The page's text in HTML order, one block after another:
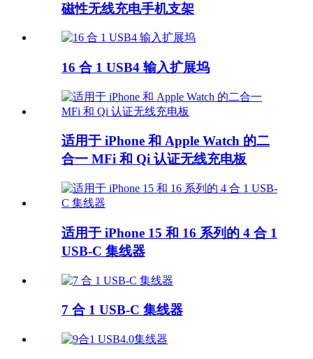
磁性无线充电手机支架
16 合 1 USB4 输入扩展坞
适用于 iPhone 和 Apple Watch 的二
合一 MFi 和 Qi 认证无线充电板
适用于 iPhone 15 和 16 系列的 4 合 1
USB-C 集线器
7 合 1 USB-C 集线器